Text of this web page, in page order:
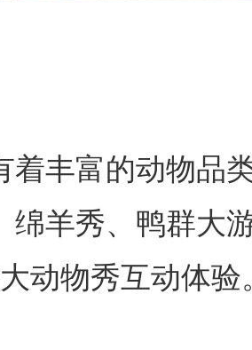
着丰富的动物品
绵羊秀、鸭群大
动物秀互动体验